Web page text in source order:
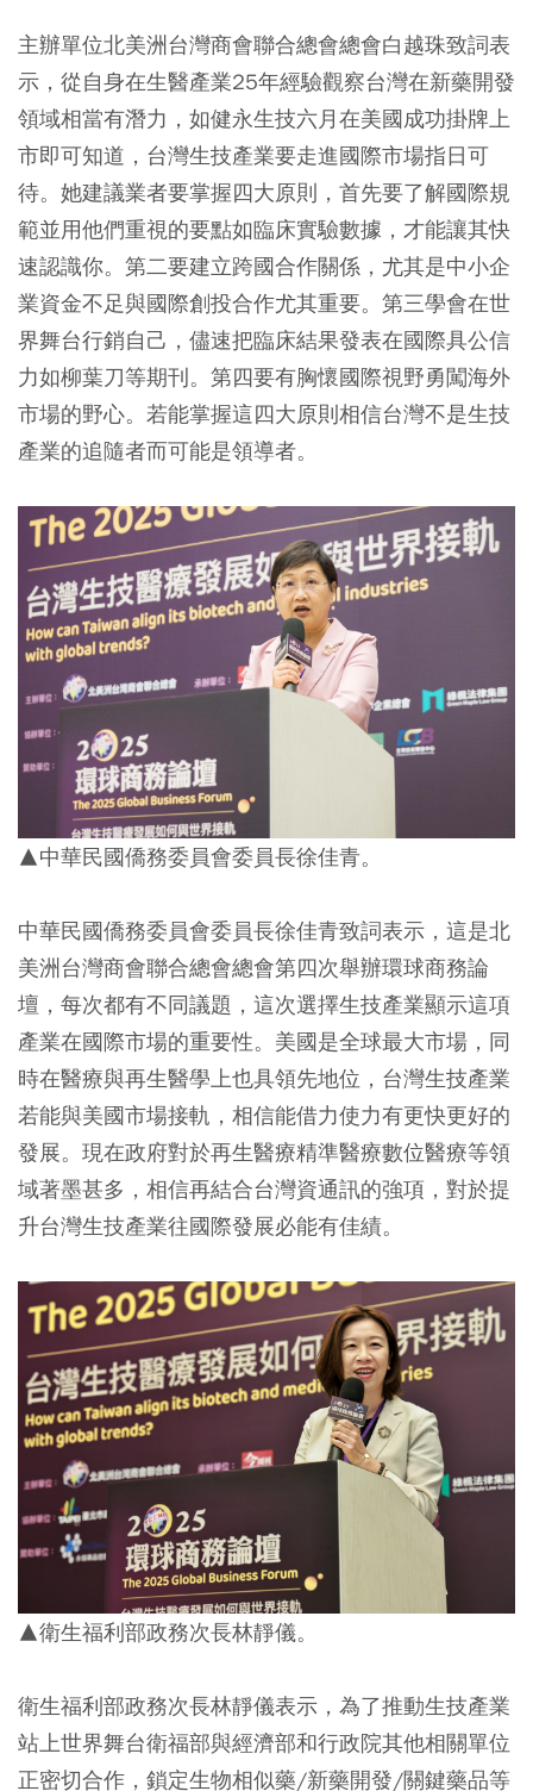
主辦單位北美洲台灣商會聯合總會總會白越珠致詞表
示，從自身在生醫產業25年經驗觀察台灣在新藥開發
領域相當有潛力，如健永生技六月在美國成功掛牌上
市即可知道，台灣生技產業要走進國際市場指日可
待。她建議業者要掌握四大原則，首先要了解國際規
範並用他們重視的要點如臨床實驗數據，才能讓其快
速認識你。第二要建立跨國合作關係，尤其是中小企
業資金不足與國際創投合作尤其重要。第三學會在世
界舞台行銷自己，儘速把臨床結果發表在國際具公信
力如柳葉刀等期刊。第四要有胸懷國際視野勇闖海外
市場的野心。若能掌握這四大原則相信台灣不是生技
產業的追隨者而可能是領導者。
▲中華民國僑務委員會委員長徐佳青。
中華民國僑務委員會委員長徐佳青致詞表示，這是北
美洲台灣商會聯合總會總會第四次舉辦環球商務論
壇，每次都有不同議題，這次選擇生技產業顯示這項
產業在國際市場的重要性。美國是全球最大市場，同
時在醫療與再生醫學上也具領先地位，台灣生技產業
若能與美國市場接軌，相信能借力使力有更快更好的
發展。現在政府對於再生醫療精準醫療數位醫療等領
域著墨甚多，相信再結合台灣資通訊的強項，對於提
升台灣生技產業往國際發展必能有佳績。
▲衛生福利部政務次長林靜儀。
衛生福利部政務次長林靜儀表示，為了推動生技產業
站上世界舞台衛福部與經濟部和行政院其他相關單位
正密切合作，鎖定生物相似藥/新藥開發/關鍵藥品等